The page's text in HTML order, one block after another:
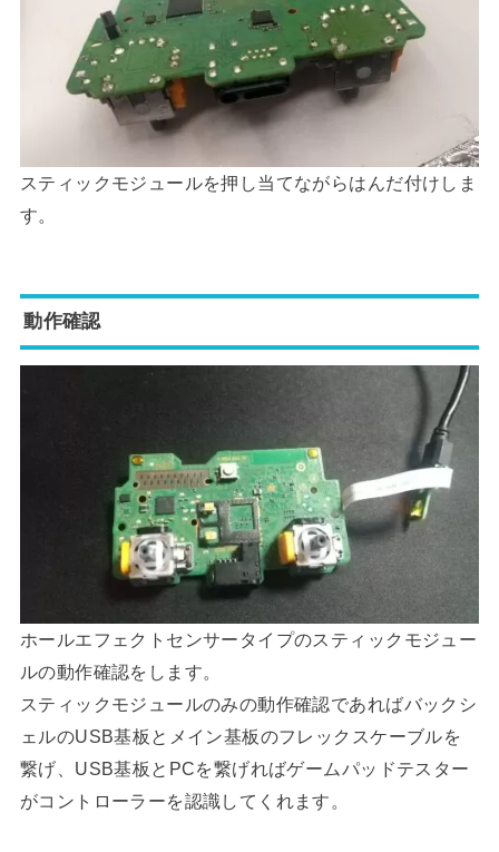
スティックモジュールを押し当てながらはんだ付けしま
す。
動作確認
ホールエフェクトセンサータイプのスティックモジュー
ルの動作確認をします。
スティックモジュールのみの動作確認であればバックシ
ェルのUSB基板とメイン基板のフレックスケーブルを
繋げ、USB基板とPCを繋げればゲームパッドテスター
がコントローラーを認識してくれます。